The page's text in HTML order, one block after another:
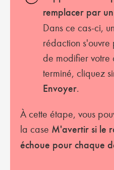
remplacer par
Dans ce cas-ci,
rédaction s'ouvre
de modifier votre
terminé, cliquez
Envoyer.
À cette étape, vous
la case M'avertir si le
échoue pour chaque